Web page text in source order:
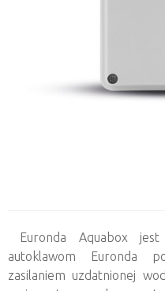
Euronda Aquabox
autoklawom Euronda
zasilaniem uzdatnionej